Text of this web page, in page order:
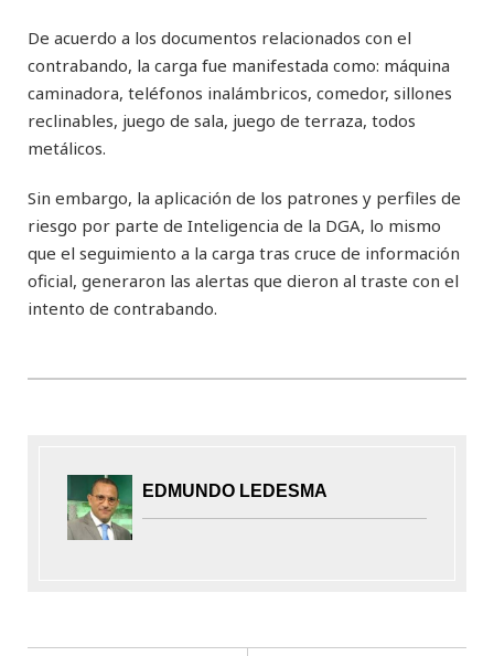
De acuerdo a los documentos relacionados con el
contrabando, la carga fue manifestada como: máquina
caminadora, teléfonos inalámbricos, comedor, sillones
reclinables, juego de sala, juego de terraza, todos
metálicos.
Sin embargo, la aplicación de los patrones y perfiles de
riesgo por parte de Inteligencia de la DGA, lo mismo
que el seguimiento a la carga tras cruce de información
oficial, generaron las alertas que dieron al traste con el
intento de contrabando.
EDMUNDO LEDESMA